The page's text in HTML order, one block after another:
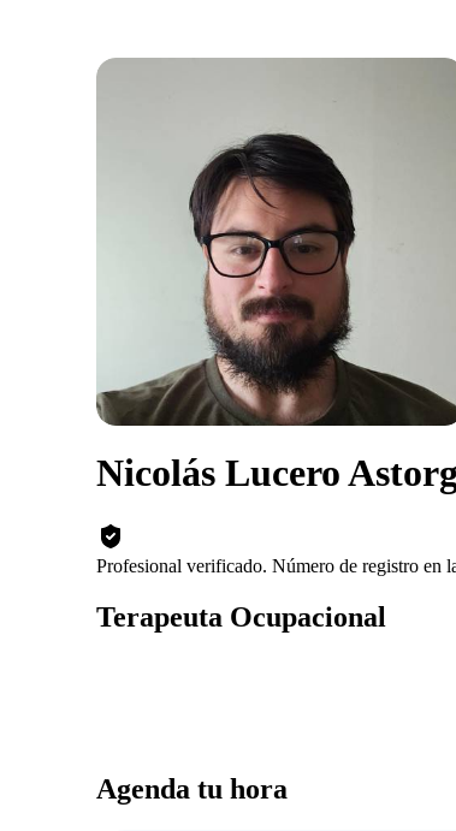
Nicolás Lucero
Profesional verificado. Número de registro en
Terapeuta Ocupacional
Agenda tu hora